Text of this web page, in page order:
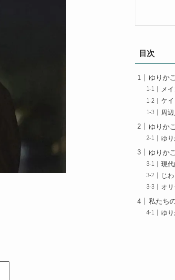
目次
ゆりか
メ
ケ
周
ゆりか
ゆ
ゆりか
現
じ
オ
私たち
ゆ